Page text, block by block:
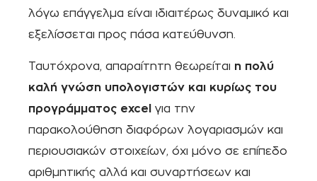
λόγω επάγγελμα είναι ιδιαιτέρως δυναμικό και
εξελίσσεται προς πάσα κατεύθυνση.
Ταυτόχρονα, απαραίτητη θεωρείται η πολύ
καλή γνώση υπολογιστών και κυρίως του
προγράμματος excel για την
παρακολούθηση διαφόρων λογαριασμών και
περιουσιακών στοιχείων, όχι μόνο σε επίπεδο
αριθμητικής αλλά και συναρτήσεων και